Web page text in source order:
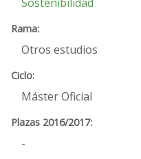
Otros estudios
Máster Oficial
-